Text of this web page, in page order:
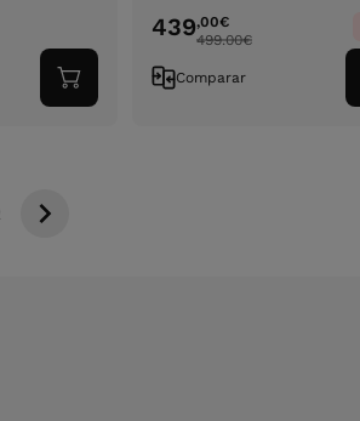
Adicionar
ao
439,00€
499.00€
Comparar